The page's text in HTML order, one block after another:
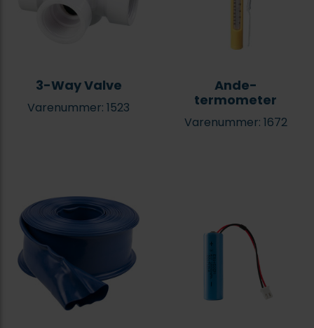
3-Way Valve
Varenummer: 1523
Ande-
termometer
Varenummer: 1672